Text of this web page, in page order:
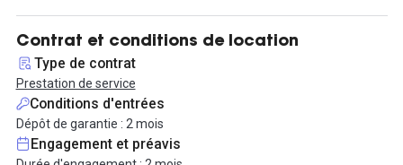
alentours du bâtiment.
Bureau tout équipé et meublé pouvant contenir 3 postes de
travail.
Loyer 640€ HT/CC comprenant les charges suivantes : ménage,
chauffage, électricité, internet ainsi qu'une cuisine mutualisée.
Une personne est présente sur place la journée pour vous
assister.
Contrat et conditions de location
Type de contrat
Prestation de service
Conditions d'entrées
Dépôt de garantie : 2 mois
Engagement et préavis